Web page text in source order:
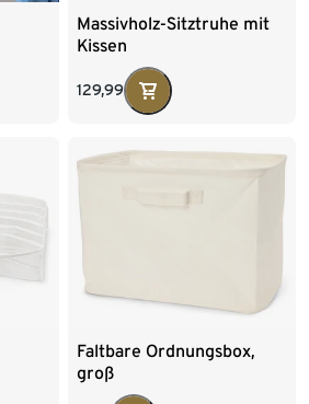
Massivholz-Sitztruhe mit
Kissen
129,99
Faltbare Ordnungsbox,
groß